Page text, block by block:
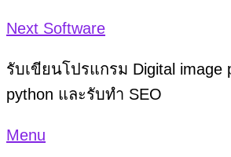
Skip
content
Next Software
รับเขียนโปรแกรม Digital image
python และรับทำ SEO
Menu